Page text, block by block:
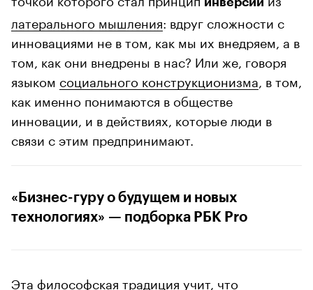
латерального мышления: вдруг сложности с
инновациями не в том, как мы их внедряем, а в
том, как они внедрены в нас? Или же, говоря
языком социального конструкционизма , в том,
как именно понимаются в обществе
инновации, и в действиях, которые люди в
связи с этим предпринимают.
«Бизнес-гуру о будущем и новых
технологиях» — подборка РБК Pro
Эта философская традиция учит, что